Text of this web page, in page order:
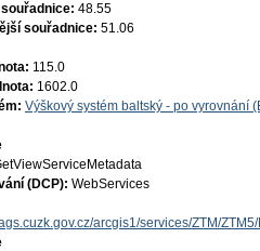
48.55
souřadnice: 51.06
115.0
1602.0
Výškový systém baltský - po vyrovnání
(DCP): WebServices
arcgis1/services/ZTM/